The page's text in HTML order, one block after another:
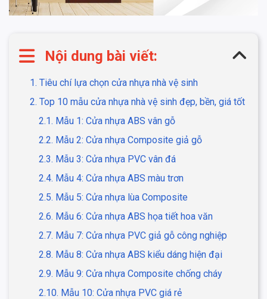
Nội dung bài viết:
1. Tiêu chí lựa chọn cửa nhựa nhà vệ sinh
2. Top 10 mẫu cửa nhựa nhà vệ sinh đẹp, bền, giá tốt
2.1. Mẫu 1: Cửa nhựa ABS vân gỗ
2.2. Mẫu 2: Cửa nhựa Composite giả gỗ
2.3. Mẫu 3: Cửa nhựa PVC vân đá
2.4. Mẫu 4: Cửa nhựa ABS màu trơn
2.5. Mẫu 5: Cửa nhựa lùa Composite
2.6. Mẫu 6: Cửa nhựa ABS họa tiết hoa văn
2.7. Mẫu 7: Cửa nhựa PVC giả gỗ công nghiệp
2.8. Mẫu 8: Cửa nhựa ABS kiểu dáng hiện đại
2.9. Mẫu 9: Cửa nhựa Composite chống cháy
2.10. Mẫu 10: Cửa nhựa PVC giá rẻ